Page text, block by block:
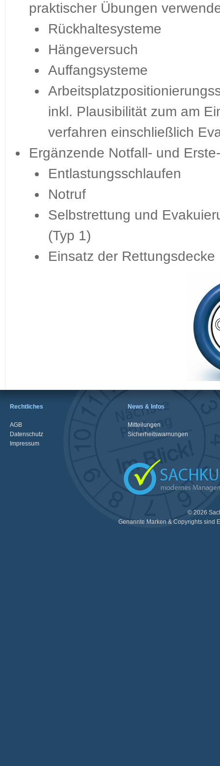
praktischer Übungen
Rückhaltesysteme
Hängeversuch
Auffangsysteme
inkl. Plausibilität zum am
verfahren einschließlich
Ergänzende Notfall- und
Entlastungsschlaufen
Notruf
Selbstrettung und
(Typ 1)
Einsatz der Rettungsdecke
Rechtliches
AGB
Datenschutz
Impressum
News & Infos
Mitteilungen
Sicherheitswarnungen
© 2026
Genannte Marken & Copyrights sind